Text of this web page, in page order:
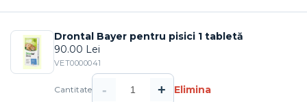
Drontal Bayer pentru pisici 1 tabletă
90.00 Lei
VET0000041
Cantitate - + Elimina